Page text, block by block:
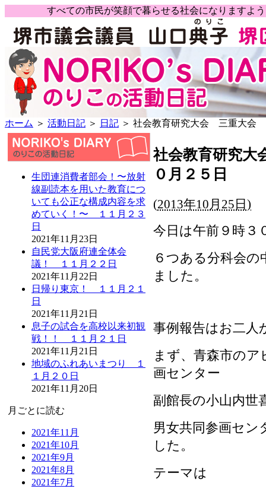
すべての市民が笑顔で暮らせる社会になります
ホーム ＞ 活動日記 ＞ 日記 ＞ 社会教育研究大会 三重大
生団連消費者部会！〜放射
線副読本を用いた教育につ
いても公正な構成内容を求
めていく！〜 １１月２３
日
2021年11月23日
自民党大阪府連全体会
議！ １１月２２日
2021年11月22日
日帰り東京！ １１月２１
日
2021年11月21日
息子の試合を高校以来初観
戦！！ １１月２１日
2021年11月21日
地域のふれあいまつり １
１月２０日
2021年11月20日
月ごとに読む
2021年11月
2021年10月
2021年9月
2021年8月
2021年7月
社会教育研究
０月２５日
(2013年10月25日)
今日は午前９時
６つある分科会の
ました。
事例報告はお二人
まず、青森市の
画センター
副館長の小山内世
男女共同参画セン
した。
テーマは